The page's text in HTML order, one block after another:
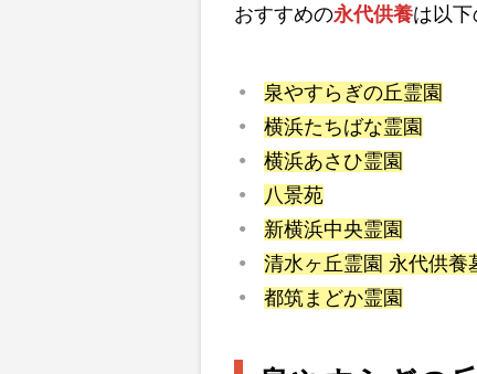
おすすめの永代供養は以下
泉やすらぎの丘霊園
横浜たちばな霊園
横浜あさひ霊園
八景苑
新横浜中央霊園
清水ヶ丘霊園 永代供養
都筑まどか霊園